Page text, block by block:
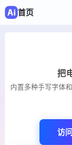
首页
把
内置多种手写字体
访